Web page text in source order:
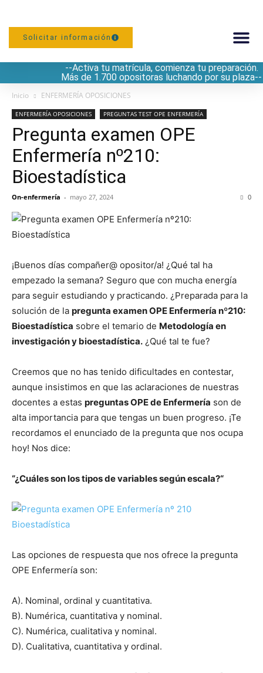
Solicitar información
--Activa tu matrícula, comienza tu preparación.
Más de 1.700 opositoras luchando por su plaza--
Inicio ENFERMERÍA OPOSICIONES
ENFERMERÍA OPOSICIONES PREGUNTAS TEST OPE ENFERMERÍA
Pregunta examen OPE
Enfermería nº210:
Bioestadística
On-enfermería - mayo 27, 2024 0
¡Buenos días compañer@ opositor/a! ¿Qué tal ha
empezado la semana? Seguro que con mucha energía
para seguir estudiando y practicando. ¿Preparada para la
solución de la pregunta examen OPE Enfermería nº210:
Bioestadística sobre el temario de Metodología en
investigación y bioestadística. ¿Qué tal te fue?
Creemos que no has tenido dificultades en contestar,
aunque insistimos en que las aclaraciones de nuestras
docentes a estas preguntas OPE de Enfermería son de
alta importancia para que tengas un buen progreso. ¡Te
recordamos el enunciado de la pregunta que nos ocupa
hoy! Nos dice:
“¿Cuáles son los tipos de variables según escala?“
Las opciones de respuesta que nos ofrece la pregunta
OPE Enfermería son:
A). Nominal, ordinal y cuantitativa.
B). Numérica, cuantitativa y nominal.
C). Numérica, cualitativa y nominal.
D). Cualitativa, cuantitativa y ordinal.